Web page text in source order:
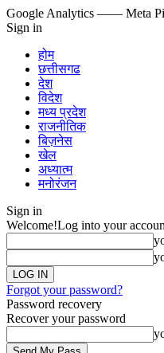
Google Analytics —— Meta
Sign in
होम
छत्तीसगढ
देश
विदेश
मध्य प्रदेश
राजनीतिक
बिज़नेस
खेल
अध्यात्म
मनोरंजन
Sign in
Welcome!Log into your
Forgot your password?
Password recovery
Recover your password